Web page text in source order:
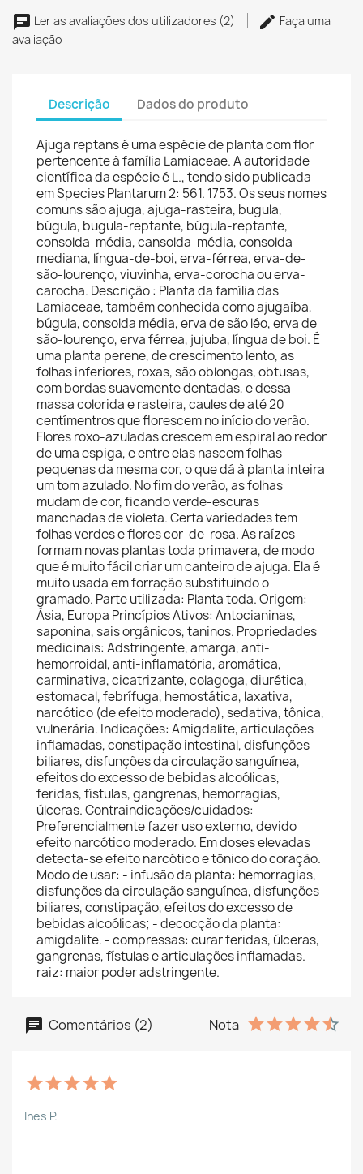
Ler as avaliações dos utilizadores (2)
Faça uma
avaliação
Descrição Dados do produto
Ajuga reptans é uma espécie de planta com flor
pertencente à família Lamiaceae. A autoridade
científica da espécie é L., tendo sido publicada
em Species Plantarum 2: 561. 1753. Os seus nomes
comuns são ajuga, ajuga-rasteira, bugula,
búgula, bugula-reptante, búgula-reptante,
consolda-média, cansolda-média, consolda-
mediana, língua-de-boi, erva-férrea, erva-de-
são-lourenço, viuvinha, erva-corocha ou erva-
carocha. Descrição : Planta da família das
Lamiaceae, também conhecida como ajugaíba,
búgula, consolda média, erva de são léo, erva de
são-lourenço, erva férrea, jujuba, língua de boi. É
uma planta perene, de crescimento lento, as
folhas inferiores, roxas, são oblongas, obtusas,
com bordas suavemente dentadas, e dessa
massa colorida e rasteira, caules de até 20
centímentros que florescem no início do verão.
Flores roxo-azuladas crescem em espiral ao redor
de uma espiga, e entre elas nascem folhas
pequenas da mesma cor, o que dá à planta inteira
um tom azulado. No fim do verão, as folhas
mudam de cor, ficando verde-escuras
manchadas de violeta. Certa variedades tem
folhas verdes e flores cor-de-rosa. As raízes
formam novas plantas toda primavera, de modo
que é muito fácil criar um canteiro de ajuga. Ela é
muito usada em forração substituindo o
gramado. Parte utilizada: Planta toda. Origem:
Ásia, Europa Princípios Ativos: Antocianinas,
saponina, sais orgânicos, taninos. Propriedades
medicinais: Adstringente, amarga, anti-
hemorroidal, anti-inflamatória, aromática,
carminativa, cicatrizante, colagoga, diurética,
estomacal, febrífuga, hemostática, laxativa,
narcótico (de efeito moderado), sedativa, tônica,
vulnerária. Indicações: Amigdalite, articulações
inflamadas, constipação intestinal, disfunções
biliares, disfunções da circulação sanguínea,
efeitos do excesso de bebidas alcoólicas,
feridas, fístulas, gangrenas, hemorragias,
úlceras. Contraindicações/cuidados:
Preferencialmente fazer uso externo, devido
efeito narcótico moderado. Em doses elevadas
detecta-se efeito narcótico e tônico do coração.
Modo de usar: - infusão da planta: hemorragias,
disfunções da circulação sanguínea, disfunções
biliares, constipação, efeitos do excesso de
bebidas alcoólicas; - decocção da planta:
amigdalite. - compressas: curar feridas, úlceras,
gangrenas, fístulas e articulações inflamadas. -
raiz: maior poder adstringente.
Comentários (2) Nota
Ines P.